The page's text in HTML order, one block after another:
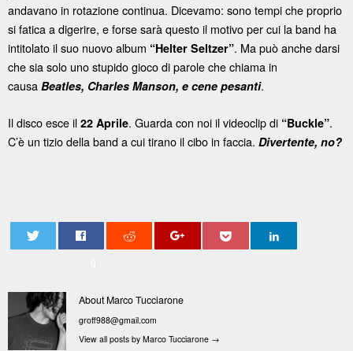
andavano in rotazione continua. Dicevamo: sono tempi che proprio
si fatica a digerire, e forse sarà questo il motivo per cui la band ha
intitolato il suo nuovo album “Helter Seltzer”. Ma può anche darsi
che sia solo uno stupido gioco di parole che chiama in
causa Beatles, Charles Manson, e cene pesanti.
Il disco esce il 22 Aprile. Guarda con noi il videoclip di “Buckle”.
C’è un tizio della band a cui tirano il cibo in faccia. Divertente, no?
About Marco Tucciarone
groff988@gmail.com
View all posts by Marco Tucciarone →